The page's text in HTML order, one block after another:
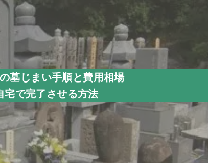
墓じまい手順と費用相場
宅で完了させる方法